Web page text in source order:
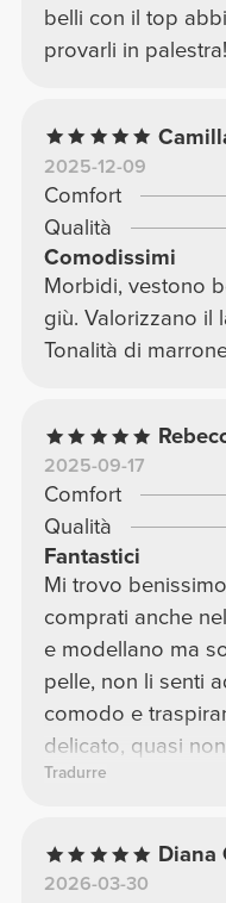
belli con il top
provarli in palestra!
2025-12-09
Comfort
Qualità
Comodissimi
Morbidi, vestono
giù. Valorizzano il
Tonalità di
2025-09-17
Comfort
Qualità
Fantastici
Mi trovo
comprati anche
e modellano ma
pelle, non li senti
comodo e
delicato, quasi
Tradurre
Diana
2026-03-30